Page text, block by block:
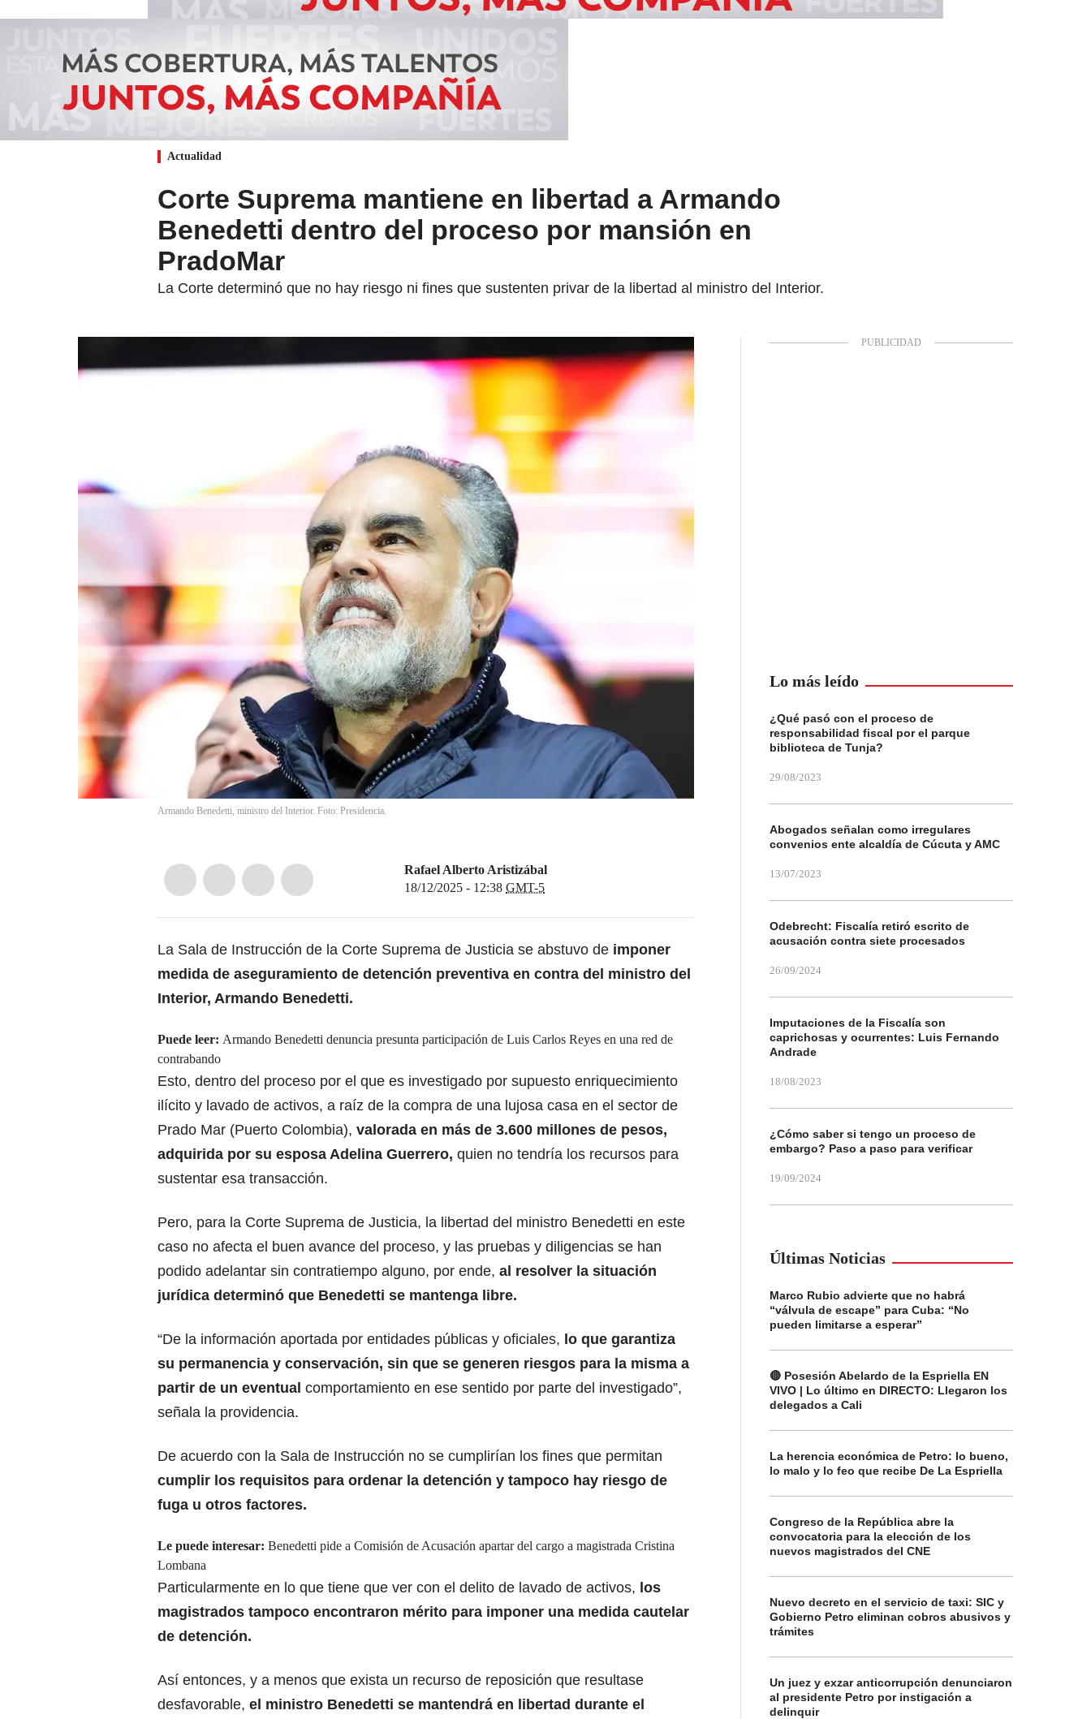
Actualidad
Corte Suprema mantiene en libertad a Armando
Benedetti dentro del proceso por mansión en
PradoMar
La Corte determinó que no hay riesgo ni fines que sustenten privar de la libertad al ministro del Interior.
Armando Benedetti, ministro del Interior. Foto: Presidencia.
Rafael Alberto Aristizábal
18/12/2025 - 12:38 GMT-5
La Sala de Instrucción de la Corte Suprema de Justicia se abstuvo de imponer
medida de aseguramiento de detención preventiva en contra del ministro del
Interior, Armando Benedetti.
Puede leer: Armando Benedetti denuncia presunta participación de Luis Carlos Reyes en una red de
contrabando
Esto, dentro del proceso por el que es investigado por supuesto enriquecimiento
ilícito y lavado de activos, a raíz de la compra de una lujosa casa en el sector de
Prado Mar (Puerto Colombia), valorada en más de 3.600 millones de pesos,
adquirida por su esposa Adelina Guerrero, quien no tendría los recursos para
sustentar esa transacción.
Pero, para la Corte Suprema de Justicia, la libertad del ministro Benedetti en este
caso no afecta el buen avance del proceso, y las pruebas y diligencias se han
podido adelantar sin contratiempo alguno, por ende, al resolver la situación
jurídica determinó que Benedetti se mantenga libre.
“De la información aportada por entidades públicas y oficiales, lo que garantiza
su permanencia y conservación, sin que se generen riesgos para la misma a
partir de un eventual comportamiento en ese sentido por parte del investigado”,
señala la providencia.
De acuerdo con la Sala de Instrucción no se cumplirían los fines que permitan
cumplir los requisitos para ordenar la detención y tampoco hay riesgo de
fuga u otros factores.
Le puede interesar: Benedetti pide a Comisión de Acusación apartar del cargo a magistrada Cristina
Lombana
Particularmente en lo que tiene que ver con el delito de lavado de activos, los
magistrados tampoco encontraron mérito para imponer una medida cautelar
de detención.
Así entonces, y a menos que exista un recurso de reposición que resultase
desfavorable, el ministro Benedetti se mantendrá en libertad durante el
Lo más leído
¿Qué pasó con el proceso de
responsabilidad fiscal por el parque
biblioteca de Tunja?
29/08/2023
Abogados señalan como irregulares
convenios ente alcaldía de Cúcuta y AMC
13/07/2023
Odebrecht: Fiscalía retiró escrito de
acusación contra siete procesados
26/09/2024
Imputaciones de la Fiscalía son
caprichosas y ocurrentes: Luis Fernando
Andrade
18/08/2023
¿Cómo saber si tengo un proceso de
embargo? Paso a paso para verificar
19/09/2024
Últimas Noticias
Marco Rubio advierte que no habrá
“válvula de escape” para Cuba: “No
pueden limitarse a esperar”
🔴 Posesión Abelardo de la Espriella EN
VIVO | Lo último en DIRECTO: Llegaron los
delegados a Cali
La herencia económica de Petro: lo bueno,
lo malo y lo feo que recibe De La Espriella
Congreso de la República abre la
convocatoria para la elección de los
nuevos magistrados del CNE
Nuevo decreto en el servicio de taxi: SIC y
Gobierno Petro eliminan cobros abusivos y
trámites
Un juez y exzar anticorrupción denunciaron
al presidente Petro por instigación a
delinquir